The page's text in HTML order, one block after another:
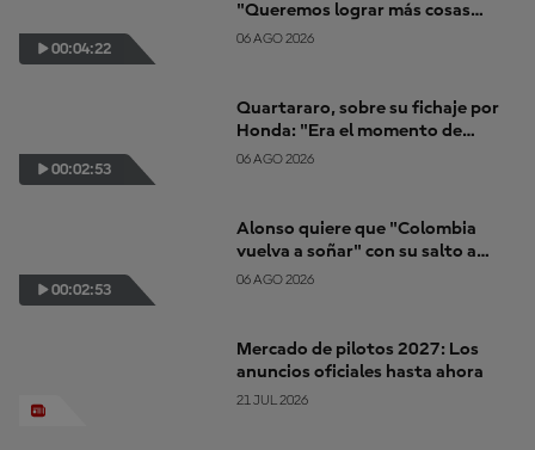
00:04:22
"Queremos lograr más cosas
buenas juntos"
06 AGO 2026
00:02:53
Quartararo, sobre su fichaje por
Honda: "Era el momento de
cambiar... de afrontar un nuevo
06 AGO 2026
00:02:53
Alonso quiere que "Colombia
vuelva a soñar" con su salto a
MotoGP
06 AGO 2026
Mercado de pilotos 2027: Los
anuncios oficiales hasta ahora
21 JUL 2026